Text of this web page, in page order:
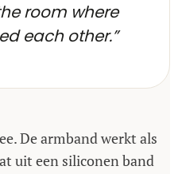
room where
each other.”
De armband werkt als
uit een siliconen band